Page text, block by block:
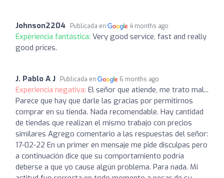
Johnson2204 Publicada en 4 months ago
Experiencia fantástica: Very good service, fast and really
good prices.
J. Pablo A J Publicada en 6 months ago
Experiencia negativa: El señor que atiende, me trato mal...
Parece que hay que darle las gracias por permitirnos
comprar en su tienda. Nada recomendable. Hay cantidad
de tiendas que realizan el mismo trabajo con precios
similares Agrego comentario a las respuestas del señor:
17-02-22 En un primer en mensaje me pide disculpas pero
a continuación dice que su comportamiento podría
deberse a que yo cause algún problema. Para nada. Mi